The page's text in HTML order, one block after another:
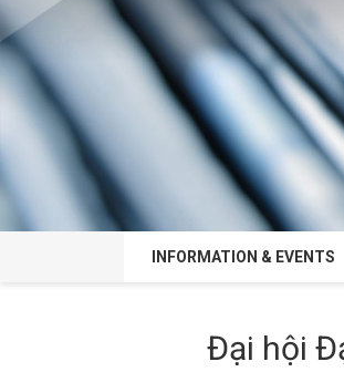
INFORMATION & EVENTS
Đại hội